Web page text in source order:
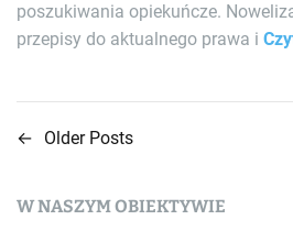
poszukiwania opiekuńcze.
przepisy do aktualnego prawa i
N
← Older Posts
W NASZYM OBIEKTYWIE